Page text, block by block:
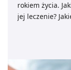
rokiem życia.
jej leczenie?